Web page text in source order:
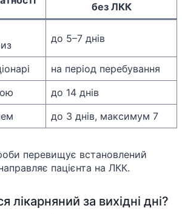
без ЛКК
до 5–7 днів
на період перебування
до 14 днів
до 3 днів, максимум 7
перевищує встановлений
пацієнта на ЛКК.
лікарняний за вихідні дні?